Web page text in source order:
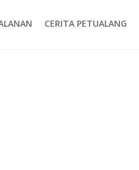
CERITA PETUALANG